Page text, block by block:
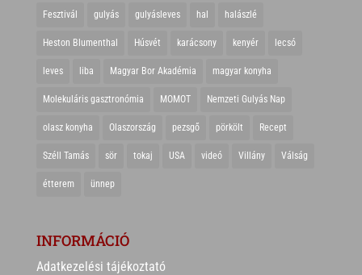
Fesztivál gulyás gulyásleves hal halászlé
Heston Blumenthal Húsvét karácsony kenyér lecsó
leves liba Magyar Bor Akadémia magyar konyha
Molekuláris gasztronómia MOMOT Nemzeti Gulyás Nap
olasz konyha Olaszország pezsgő pörkölt Recept
Széll Tamás sör tokaj USA videó Villány Válság
étterem ünnep
INFORMÁCIÓ
Adatkezelési tájékoztató